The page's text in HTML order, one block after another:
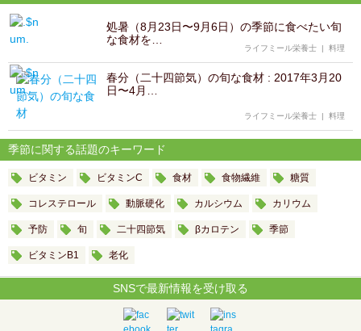
処暑（8月23日〜9月6日）の季節に食べたい旬
な食材を…
ライフミール栄養士 | 料理
春分（二十四節気）の旬な食材 : 2017年3月20
日〜4月…
ライフミール栄養士 | 料理
季節に関する話題のキーワード
ビタミン ビタミンC 食材 食物繊維 糖質
コレステロール 動脈硬化 カルシウム カリウム
予防 旬 二十四節気 βカロテン 季節
ビタミンB1 老化
SNSで最新情報を受け取る